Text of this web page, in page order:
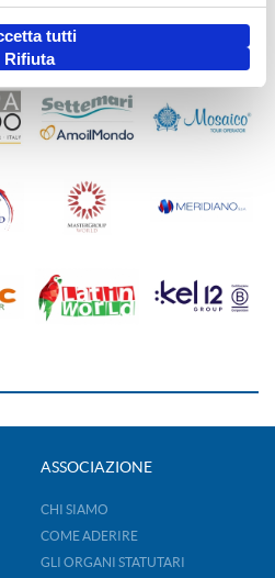
tutti
Rifiuta
ASSOCIAZIONE
CHI SIAMO
COME ADERIRE
GLI ORGANI STATUTARI